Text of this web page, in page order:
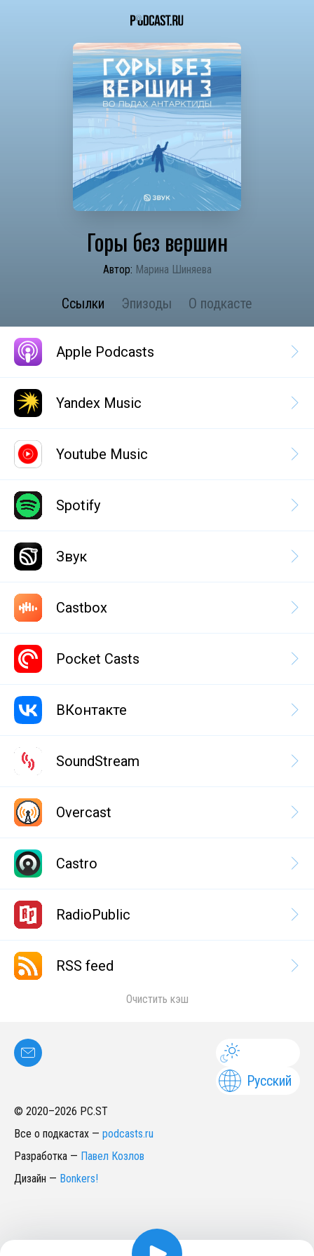
Горы без вершин
Автор: Марина Шиняева
Ссылки Эпизоды О подкасте
Apple Podcasts
Yandex Music
Youtube Music
Spotify
Звук
Castbox
Pocket Casts
ВКонтакте
SoundStream
Overcast
Castro
RadioPublic
RSS feed
Очистить кэш
Русский
© 2020–2026 PC.ST
Все о подкастах — podcasts.ru
Разработка — Павел Козлов
Дизайн — Bonkers!